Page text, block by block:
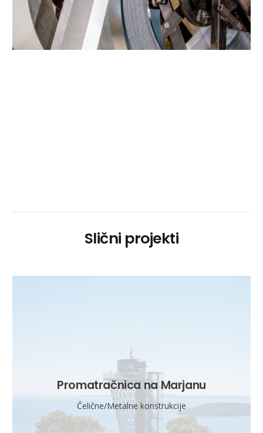
Slični projekti
Promatračnica na Marjanu
Čelične/Metalne konstrukcije